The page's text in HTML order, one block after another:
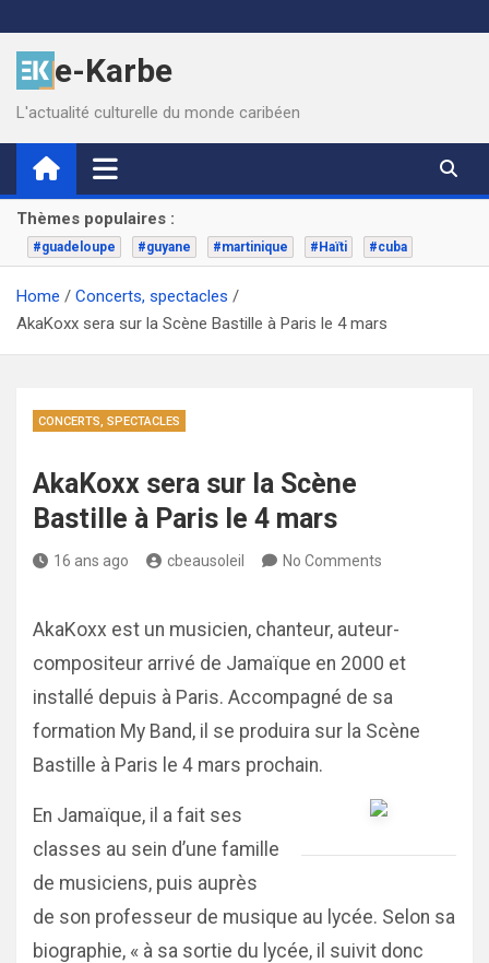
to
contente-Karbe
L'actualité culturelle du monde caribéen
Thèmes populaires :
#guadeloupe #guyane #martinique #Haïti #cuba
Home
Concerts, spectacles
AkaKoxx sera sur la Scène Bastille à Paris le 4 mars
CONCERTS, SPECTACLES
AkaKoxx sera sur la Scène
Bastille à Paris le 4 mars
16 ans ago cbeausoleil No Comments
AkaKoxx est un musicien, chanteur, auteur-
compositeur arrivé de Jamaïque en 2000 et
installé depuis à Paris. Accompagné de sa
formation My Band, il se produira sur la Scène
Bastille à Paris le 4 mars prochain.
En Jamaïque, il a fait ses
classes au sein d’une famille
de musiciens, puis auprès
de son professeur de musique au lycée. Selon sa
biographie, « à sa sortie du lycée, il suivit donc